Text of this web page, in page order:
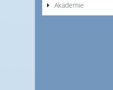
Akademie